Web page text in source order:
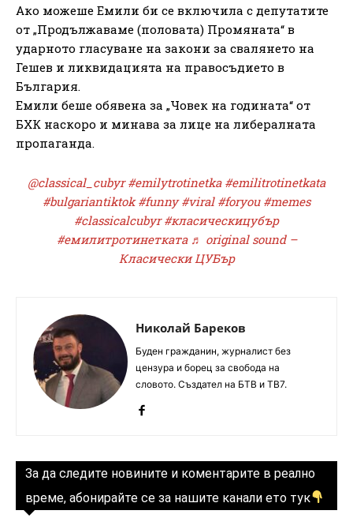
Ако можеше Емили би се включила с депутатите
от „Продължаваме (половата) Промяната“ в
ударното гласуване на закони за свалянето на
Гешев и ликвидацията на правосъдието в
България.
Емили беше обявена за „Човек на годината“ от
БХК наскоро и минава за лице на либералната
пропаганда.
@classical_cubyr #emilytrotinetka #emilitrotinetkata
#bulgariantiktok #funny #viral #foryou #memes
#classicalcubyr #класическицубър
#емилитротинетката ♬ original sound –
Класически ЦУБър
Николай Бареков
Буден гражданин, журналист без
цензура и борец за свобода на
словото. Създател на БТВ и ТВ7.
За да следите новините и коментарите в реално
време, абонирайте се за нашите канали ето тук